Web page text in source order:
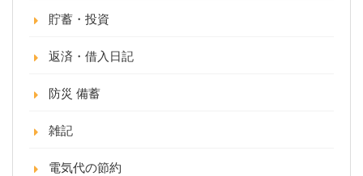
貯蓄・投資
返済・借入日記
防災 備蓄
雑記
電気代の節約